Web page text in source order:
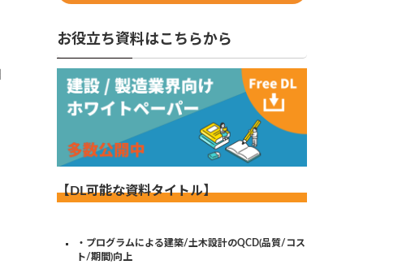
お役立ち資料はこちらから
【DL可能な資料タイトル】
・プログラムによる建築/土木設計のQCD(品質/コス
ト/期間)向上